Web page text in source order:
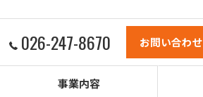
026-247-8670 お問い合わせ
事業内容